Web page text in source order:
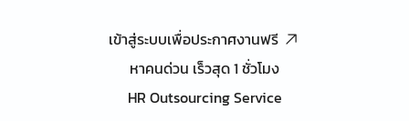
เข้าสู่ระบบเพื่อประกาศงานฟรี
หาคนด่วน เร็วสุด 1 ชั่วโมง
HR Outsourcing Service